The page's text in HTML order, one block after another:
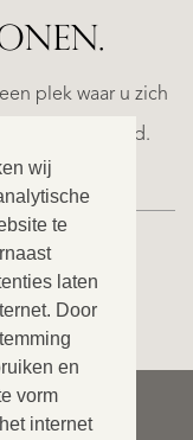
wij
te
laten
Door
en
vorm
internet
plek waar u zich
aanbod.
NIEUW
ESTEPONA
NACARE
Realty